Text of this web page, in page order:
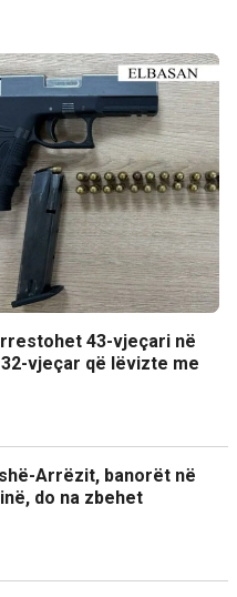
43-vjeçari në
vjeçar që lëvizte me
Arrëzit, banorët në
do na zbehet